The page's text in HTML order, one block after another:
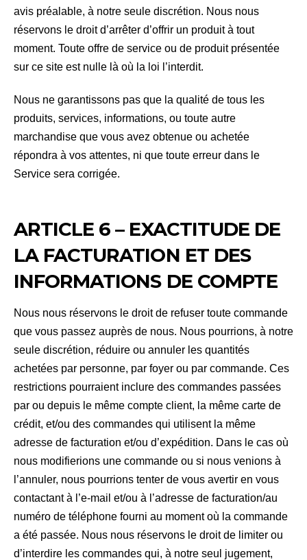
avis préalable, à notre seule discrétion. Nous nous
réservons le droit d’arrêter d’offrir un produit à tout
moment. Toute offre de service ou de produit présentée
sur ce site est nulle là où la loi l’interdit.
Nous ne garantissons pas que la qualité de tous les
produits, services, informations, ou toute autre
marchandise que vous avez obtenue ou achetée
répondra à vos attentes, ni que toute erreur dans le
Service sera corrigée.
ARTICLE 6 – EXACTITUDE DE
LA FACTURATION ET DES
INFORMATIONS DE COMPTE
Nous nous réservons le droit de refuser toute commande
que vous passez auprès de nous. Nous pourrions, à notre
seule discrétion, réduire ou annuler les quantités
achetées par personne, par foyer ou par commande. Ces
restrictions pourraient inclure des commandes passées
par ou depuis le même compte client, la même carte de
crédit, et/ou des commandes qui utilisent la même
adresse de facturation et/ou d’expédition. Dans le cas où
nous modifierions une commande ou si nous venions à
l’annuler, nous pourrions tenter de vous avertir en vous
contactant à l’e-mail et/ou à l’adresse de facturation/au
numéro de téléphone fourni au moment où la commande
a été passée. Nous nous réservons le droit de limiter ou
d’interdire les commandes qui, à notre seul jugement,